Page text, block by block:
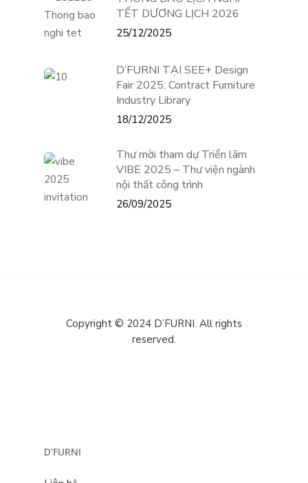
TẾT DƯƠNG LỊCH 2026
25/12/2025
D’FURNI TẠI SEE+ Design
Fair 2025: Contract Furniture
Industry Library
18/12/2025
Thư mời tham dự Triển lãm
VIBE 2025 – Thư viện ngành
nội thất công trình
26/09/2025
Copyright © 2024 D’FURNI. All rights
reserved.
D’FURNI